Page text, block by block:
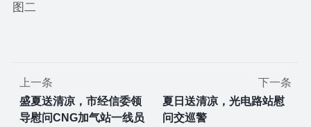
图二
上一条
盛夏送清凉，市经信委领
导慰问CNG加气站一线员
下一条
夏日送清凉，光电路站慰
问交巡警